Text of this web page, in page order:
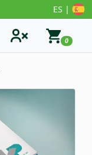
ES |
0